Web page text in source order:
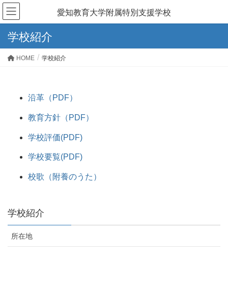
愛知教育大学附属特別支援学校
学校紹介
HOME 学校紹介
沿革（PDF）
教育方針（PDF）
学校評価(PDF)
学校要覧(PDF)
校歌（附養のうた）
学校紹介
所在地